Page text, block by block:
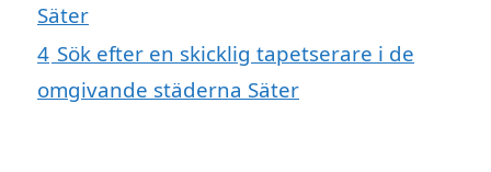
Säter
4 Sök efter en skicklig tapetserare i de
omgivande städerna Säter